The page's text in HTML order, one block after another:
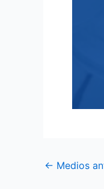
← Medios